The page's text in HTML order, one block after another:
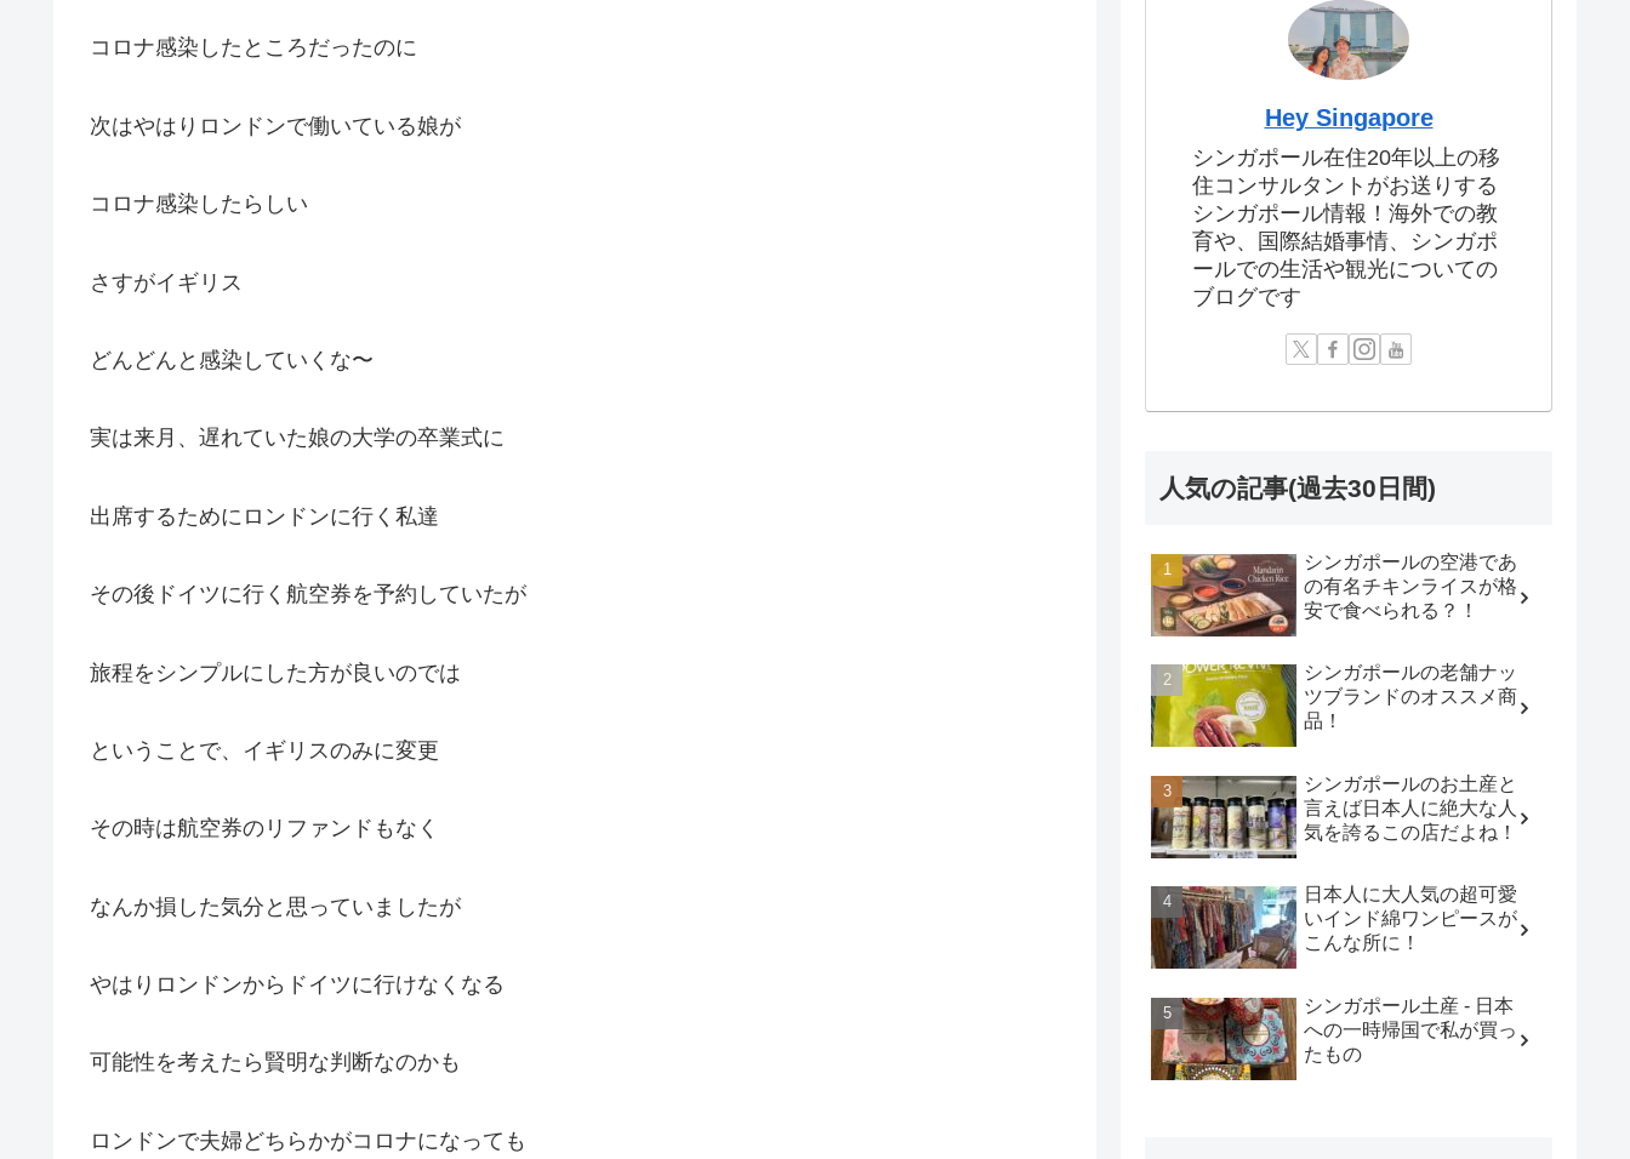
コロナ感染したところだったのに
次はやはりロンドンで働いている娘が
コロナ感染したらしい
さすがイギリス
どんどんと感染していくな〜
実は来月、遅れていた娘の大学の卒業式に
出席するためにロンドンに行く私達
その後ドイツに行く航空券を予約していたが
旅程をシンプルにした方が良いのでは
ということで、イギリスのみに変更
その時は航空券のリファンドもなく
なんか損した気分と思っていましたが
やはりロンドンからドイツに行けなくなる
可能性を考えたら賢明な判断なのかも
ロンドンで夫婦どちらかがコロナになっても
Hey Singapore
シンガポール在住20年以上の移
住コンサルタントがお送りする
シンガポール情報！海外での教
育や、国際結婚事情、シンガポ
ールでの生活や観光についての
ブログです
人気の記事(過去30日間)
シンガポールの空港であ
の有名チキンライスが格
安で食べられる？！
シンガポールの老舗ナッ
ツブランドのオススメ商
品！
シンガポールのお土産と
言えば日本人に絶大な人
気を誇るこの店だよね！
日本人に大人気の超可愛
いインド綿ワンピースが
こんな所に！
シンガポール土産 - 日本
への一時帰国で私が買っ
たもの